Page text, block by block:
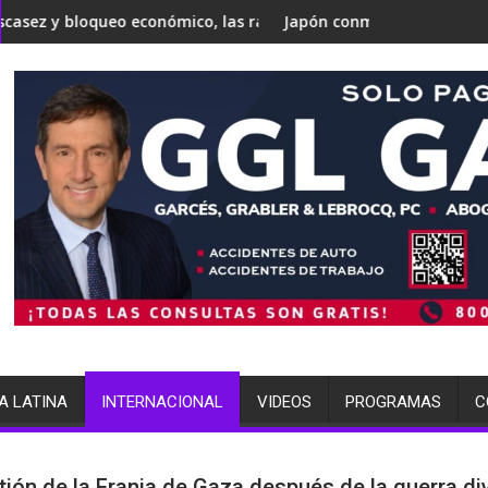
Todd Blanche, como fiscal general
las razones por las que expertos de la ONU advierten
Japón conmemora 81 años de Hiroshima
LATINA INTERNACIONAL VIDEOS PROGRAMAS